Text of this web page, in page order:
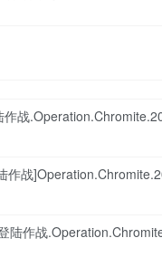
作战
作战
陆作战